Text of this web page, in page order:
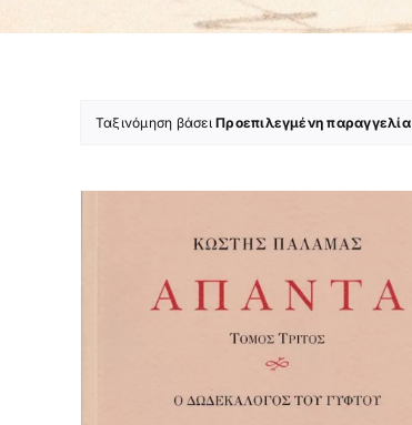
Ταξινόμηση βάσειΠροεπιλεγμένη παραγγελία